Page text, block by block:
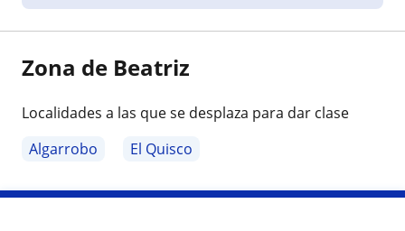
Zona de Beatriz
Localidades a las que se desplaza para dar clase
Algarrobo
El Quisco